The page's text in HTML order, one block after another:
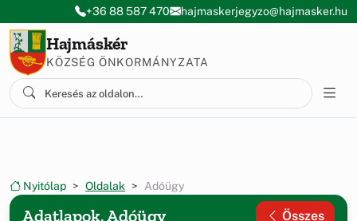
Ugrás a menüre
Ugrás a tartalomra
+36 88 587 470 hajmaskerjegyzo@hajmasker.hu
Hajmáskér
KÖZSÉG ÖNKORMÁNYZATA
Nyitólap Oldalak Adóügy
Adatlapok, Adóügy Összes